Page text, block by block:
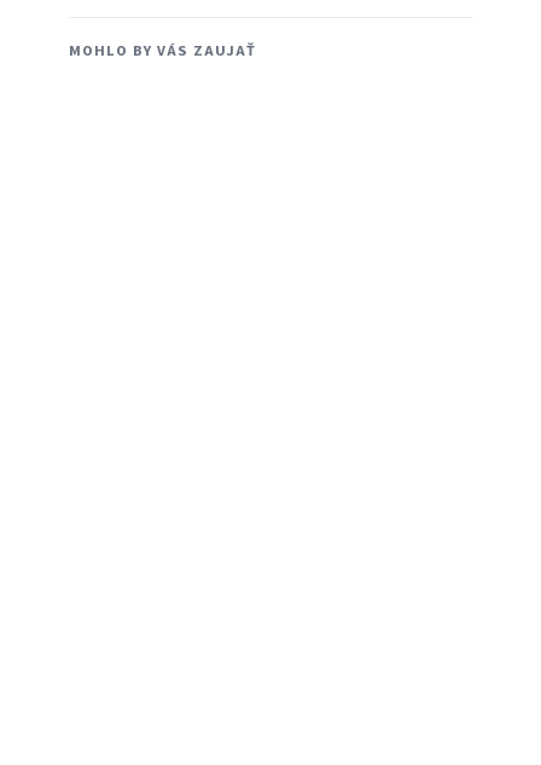
MOHLO BY VÁS ZAUJAŤ